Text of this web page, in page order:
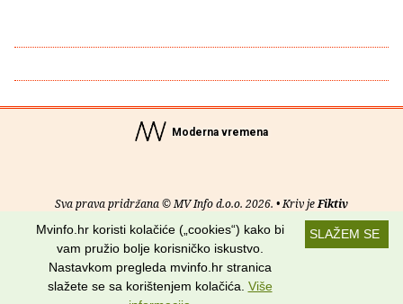
Moderna vremena
Sva prava pridržana © MV Info d.o.o. 2026. • Kriv jeFiktiv
O nama• Pomoć• Uvjeti korištenja•RSS kanali
Potraži nas na:
SLAŽEM SE
Mvinfo.hr koristi kolačiće („cookies“) kako bi
vam pružio bolje korisničko iskustvo.
Nastavkom pregleda mvinfo.hr stranica
slažete se sa korištenjem kolačića. Više